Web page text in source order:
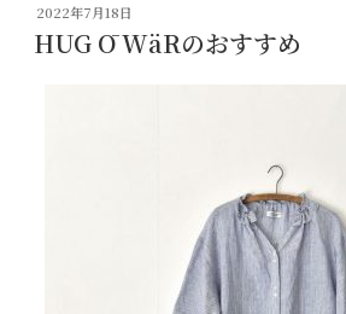
投
稿
日:
2022年7月18日
HUG Ō WäRのおすすめ